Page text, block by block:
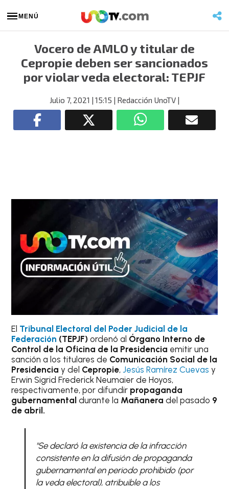
MENÚ
Vocero de AMLO y titular de
Cepropie deben ser sancionados
por violar veda electoral: TEPJF
Julio 7, 2021 | 15:15 | Redacción UnoTV |
El Tribunal Electoral del Poder Judicial de la
Federación (TEPJF)ordenó al Órgano Interno de
Control de la Oficina de la Presidencia emitir una
sanción a los titulares de Comunicación Social de la
Presidenciay del Cepropie, Jesús Ramírez Cuevasy
Erwin Sigrid Frederick Neumaier de Hoyos,
respectivamente, por difundir propaganda
gubernamentaldurante la Mañanera del pasado 9
de abril.
"Se declaró la existencia de la infracción
consistente en la difusión de propaganda
gubernamental en periodo prohibido (por
la veda electoral), atribuible a los